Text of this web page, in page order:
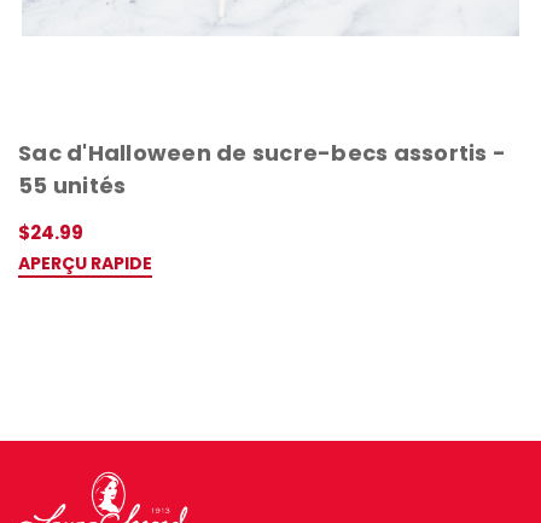
Sac d'Halloween de sucre-becs assortis -
55 unités
$24.99
APERÇU RAPIDE